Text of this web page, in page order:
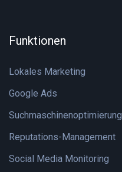
Funktionen
Lokales Marketing
Google Ads
Suchmaschinenoptimierung
Reputations-Management
Social Media Monitoring